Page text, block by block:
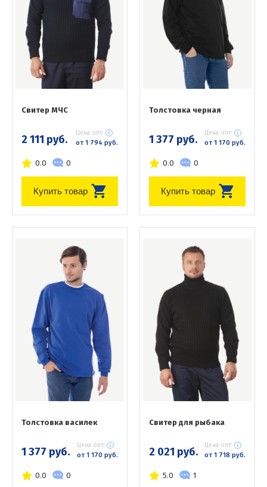
Свитер МЧС
2 111 руб. Цена опт:
от 1 794 руб.
0.0 0
Купить товар
Толстовка черная
1 377 руб. Цена опт:
от 1 170 руб.
0.0 0
Купить товар
Толстовка василек
1 377 руб. Цена опт:
от 1 170 руб.
0.0 0
Свитер для рыбака
2 021 руб. Цена опт:
от 1 718 руб.
5.0 1